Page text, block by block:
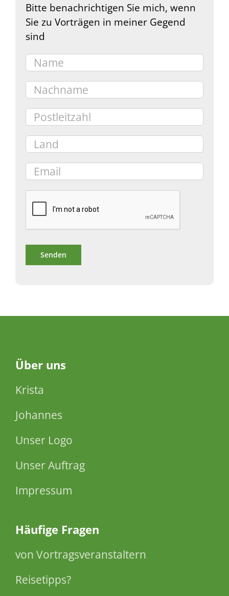
Bitte benachrichtigen Sie mich, wenn
Sie zu Vorträgen in meiner Gegend
sind
Über uns
Krista
Johannes
Unser Logo
Unser Auftrag
Impressum
Häufige Fragen
von Vortragsveranstaltern
Reisetipps?